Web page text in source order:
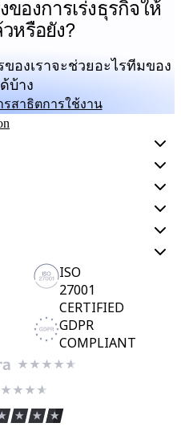
องการเร่งธุรกิจให้
หรือยัง?
องเราจะช่วยอะไรทีมของ
บ้าง
สาธิตการใช้งาน
ISO
27001
CERTIFIED
GDPR
COMPLIANT